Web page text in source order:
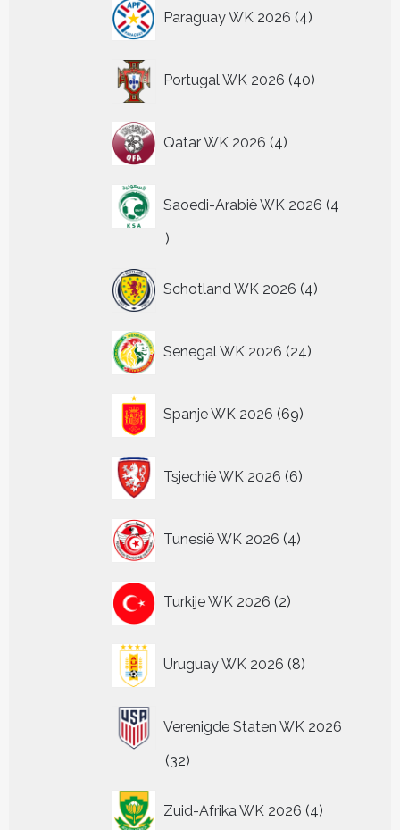
Paraguay WK 2026 4
producten
Portugal WK 2026 40
producten
Qatar WK 2026 4
producten
Saoedi-Arabië WK 2026 4
4
Schotland WK 2026 4
producten
Senegal WK 2026 24
producten
Spanje WK 2026 69
producten
Tsjechië WK 2026 6
producten
Tunesië WK 2026 4
producten
Turkije WK 2026 2
producten
Uruguay WK 2026 8
producten
Verenigde Staten WK 2026
3232
Zuid-Afrika WK 2026 4
producten